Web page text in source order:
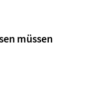
müssen